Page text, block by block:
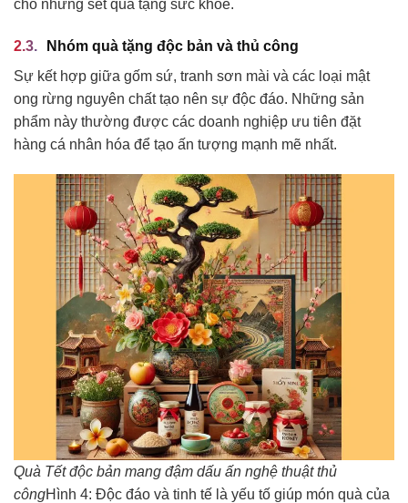
cho những set quà tặng sức khỏe.
Nhóm quà tặng độc bản và thủ công
Sự kết hợp giữa gốm sứ, tranh sơn mài và các loại mật
ong rừng nguyên chất tạo nên sự độc đáo. Những sản
phẩm này thường được các doanh nghiệp ưu tiên đặt
hàng cá nhân hóa để tạo ấn tượng mạnh mẽ nhất.
Quà Tết độc bản mang đậm dấu ấn nghệ thuật thủ
côngHình 4: Độc đáo và tinh tế là yếu tố giúp món quà của